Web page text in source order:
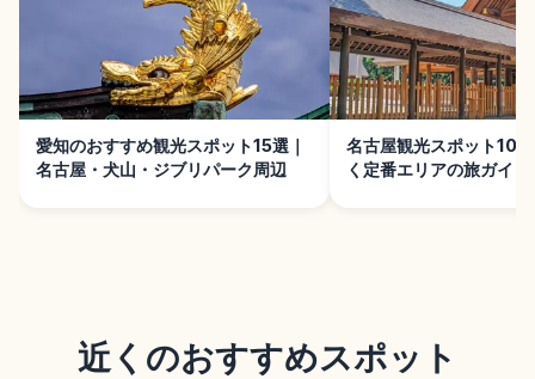
愛知のおすすめ観光スポット15選｜
名古屋・犬山・ジブリパーク周辺
名古屋観光スポット10
く定番エリアの旅ガイド
近くのおすすめスポット